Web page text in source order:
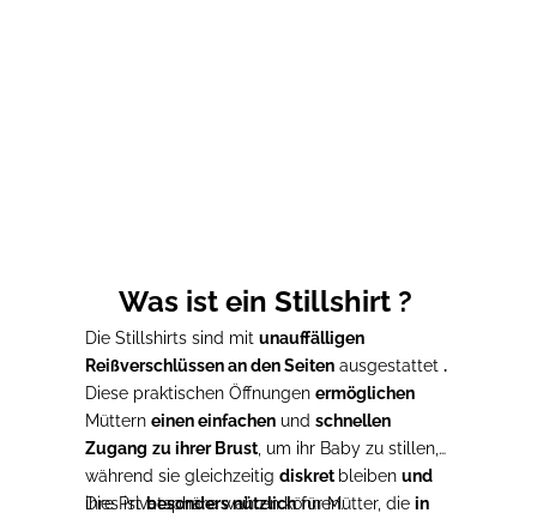
Was ist ein Stillshirt ?
Die Stillshirts sind mit unauffälligen
Reißverschlüssen an den Seiten ausgestattet .
Diese praktischen Öffnungen ermöglichen
Müttern einen einfachen und schnellen
Zugang zu ihrer Brust , um ihr Baby zu stillen,
während sie gleichzeitig diskret bleiben und
ihre Privatsphäre wahren können.
Dies istbesonders nützlichfür Mütter, die in